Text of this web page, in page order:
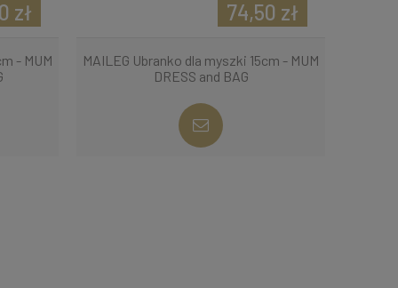
- MUM
zł
MAILEG Ubranko dla myszki 15cm - MUM
DRESS and BAG
74,50 zł